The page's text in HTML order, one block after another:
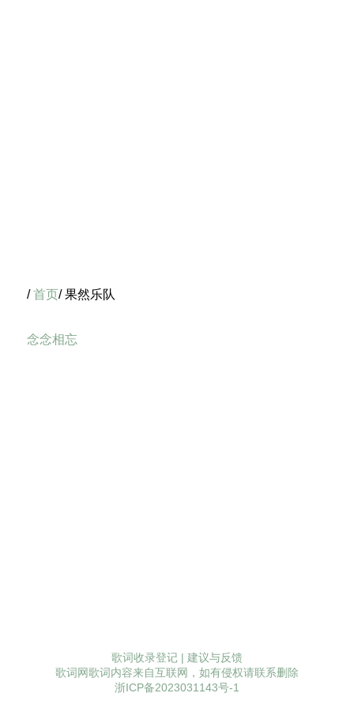
/首页/ 果然乐队
念念相忘
歌词收录登记 | 建议与反馈
歌词网歌词内容来自互联网，如有侵权请联系删除
浙ICP备2023031143号-1